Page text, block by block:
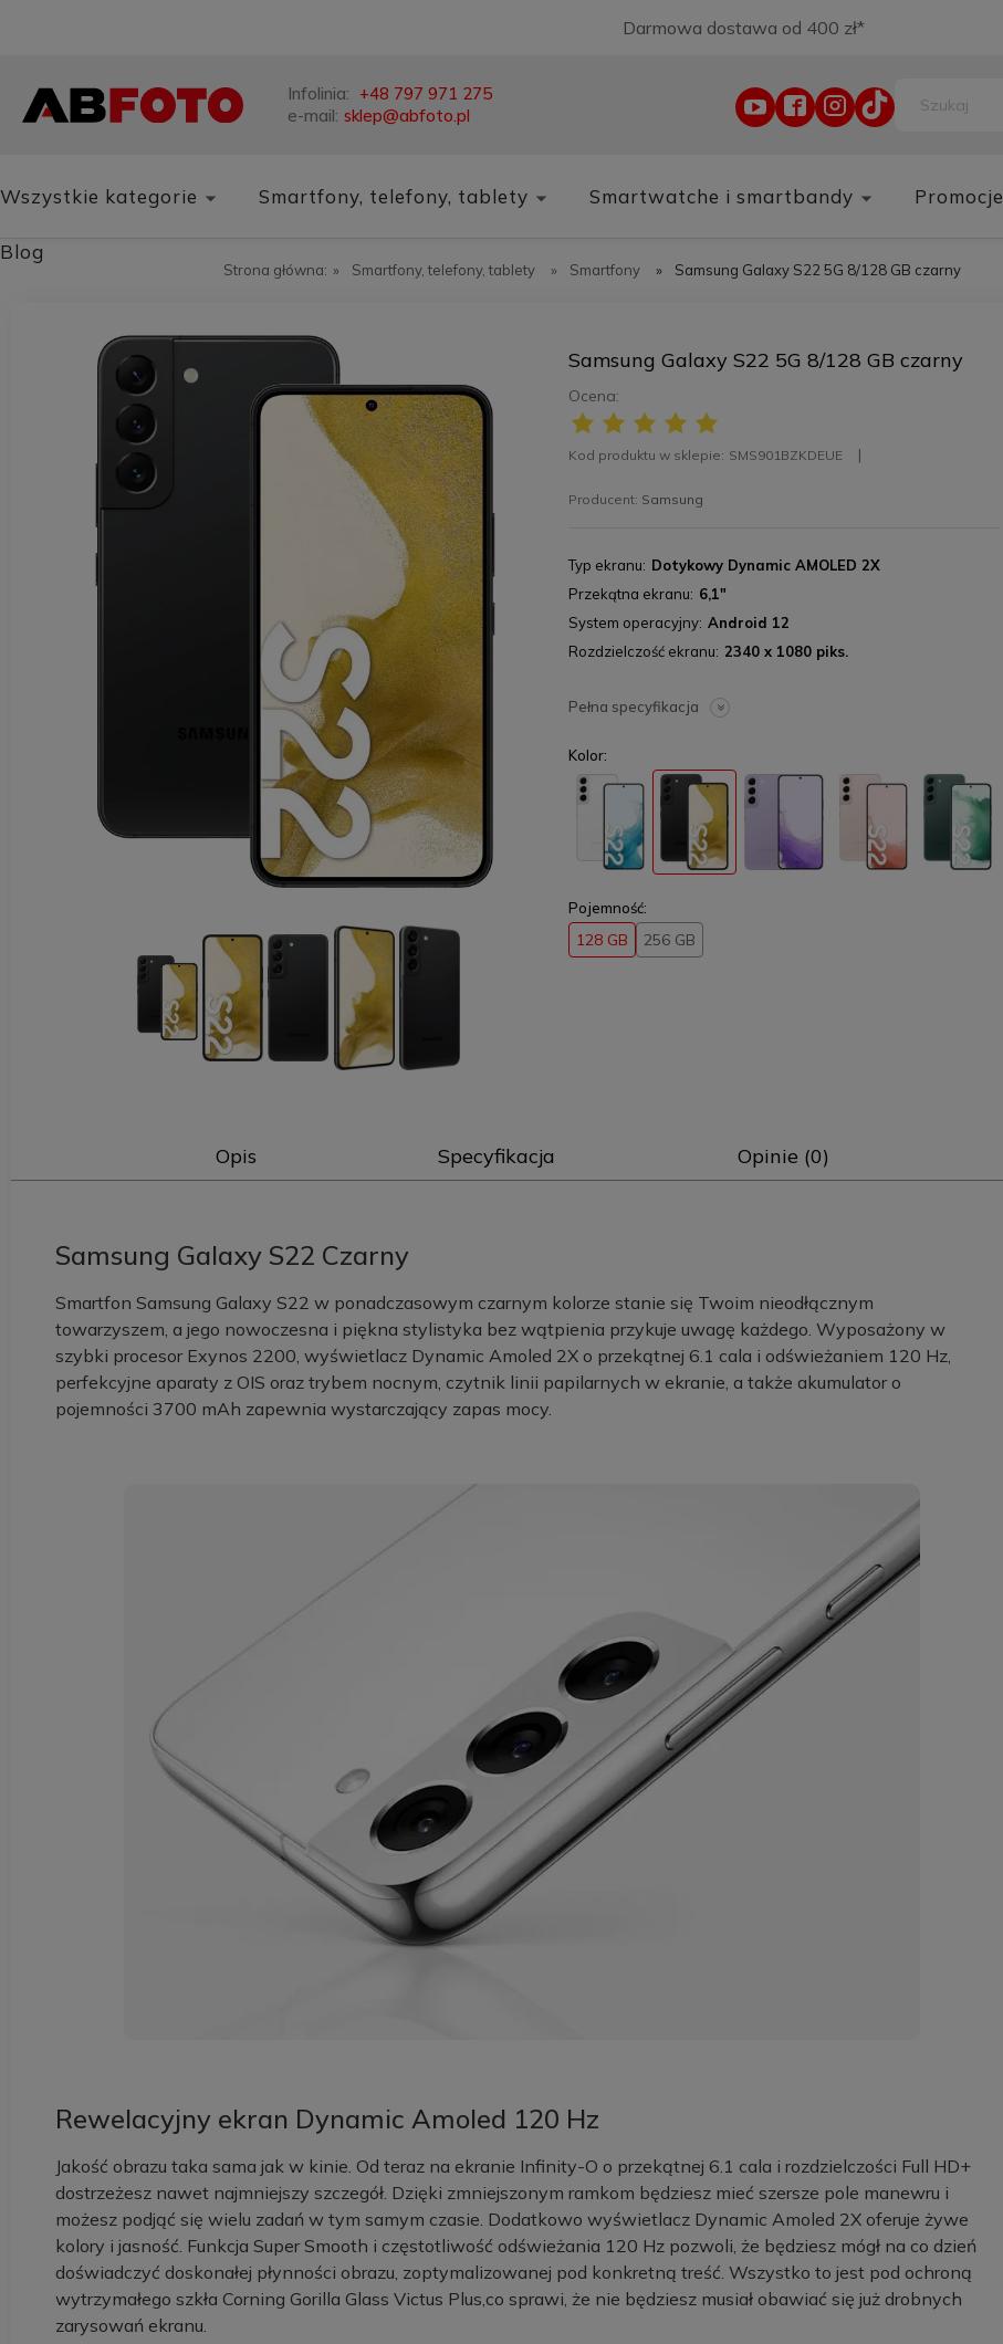
Darmowa dostawa od 400 zł*
Infolinia: +48 797 971 275
e-mail: sklep@abfoto.pl
Wszystkie kategorie Smartfony, telefony, tablety Smartwatche i smartbandy Promocje
Blog
Strona główna: » Smartfony, telefony, tablety » Smartfony » Samsung Galaxy S22 5G 8/128 GB czarny
Samsung Galaxy S22 5G 8/128 GB czarny
Ocena:
Kod produktu w sklepie: SMS901BZKDEUE
Producent: Samsung
Typ ekranu
Dotykowy Dynamic AMOLED 2X
Przekątna ekranu
6,1"
System operacyjny Android 12
Rozdzielczość ekranu 2340 x 1080 piks.
Pełna specyfikacja
Kolor:
Pojemność:
128 GB 256 GB
Opis Specyfikacja Opinie (0)
Samsung Galaxy S22 Czarny
Smartfon Samsung Galaxy S22 w ponadczasowym czarnym kolorze stanie się Twoim nieodłącznym
towarzyszem, a jego nowoczesna i piękna stylistyka bez wątpienia przykuje uwagę każdego. Wyposażony w
szybki procesor Exynos 2200, wyświetlacz Dynamic Amoled 2X o przekątnej 6.1 cala i odświeżaniem 120 Hz,
perfekcyjne aparaty z OIS oraz trybem nocnym, czytnik linii papilarnych w ekranie, a także akumulator o
pojemności 3700 mAh zapewnia wystarczający zapas mocy.
Rewelacyjny ekran Dynamic Amoled 120 Hz
Jakość obrazu taka sama jak w kinie. Od teraz na ekranie Infinity-O o przekątnej 6.1 cala i rozdzielczości Full HD+
dostrzeżesz nawet najmniejszy szczegół. Dzięki zmniejszonym ramkom będziesz mieć szersze pole manewru i
możesz podjąć się wielu zadań w tym samym czasie. Dodatkowo wyświetlacz Dynamic Amoled 2X oferuje żywe
kolory i jasność. Funkcja Super Smooth i częstotliwość odświeżania 120 Hz pozwoli, że będziesz mógł na co dzień
doświadczyć doskonałej płynności obrazu, zoptymalizowanej pod konkretną treść. Wszystko to jest pod ochroną
wytrzymałego szkła Corning Gorilla Glass Victus Plus,co sprawi, że nie będziesz musiał obawiać się już drobnych
zarysowań ekranu.